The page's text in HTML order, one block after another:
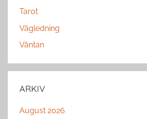
Tarot
Vägledning
Väntan
ARKIV
August 2026